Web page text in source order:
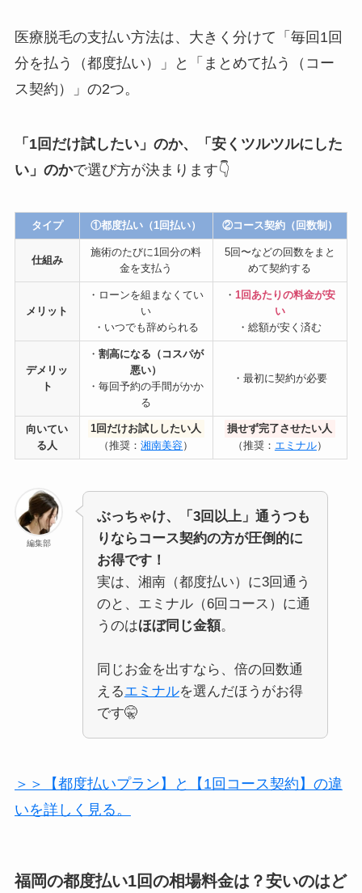
医療脱毛の支払い方法は、大きく分けて「毎回1回
分を払う（都度払い）」と「まとめて払う（コー
ス契約）」の2つ。
「1回だけ試したい」のか、「安くツルツルにした
い」のかで選び方が決まります👇
タイプ ①都度払い（1回払い） ②コース契約（回数制）
仕組み
施術のたびに1回分の料
金を支払う
5回〜などの回数をまと
めて契約する
メリット
・ローンを組まなくてい
い
・いつでも辞められる
・ 1回あたりの料金が安
い
・総額が安く済む
デメリッ
ト
・割高になる（コスパが
悪い）
・毎回予約の手間がかか
る
・最初に契約が必要
向いてい
る人
1回だけお試ししたい人
（推奨：湘南美容）
損せず完了させたい人
（推奨： エミナル）
編集部
ぶっちゃけ、「3回以上」通うつも
りならコース契約の方が圧倒的に
お得です！
実は、湘南（都度払い）に3回通う
のと、エミナル（6回コース）に通
うのはほぼ同じ金額。
同じお金を出すなら、倍の回数通
えるエミナルを選んだほうがお得
です🤫
＞＞【都度払いプラン】と【1回コース契約】の違
いを詳しく見る。
福岡の都度払い1回の相場料金は？安いのはど